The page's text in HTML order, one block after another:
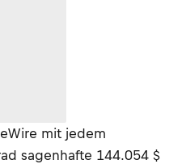
mit jedem
sagenhafte 144.054 $